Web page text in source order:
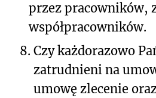
przez pracowników,
współpracowników.
8. Czy każdorazowo
zatrudnieni na
umowę zlecenie